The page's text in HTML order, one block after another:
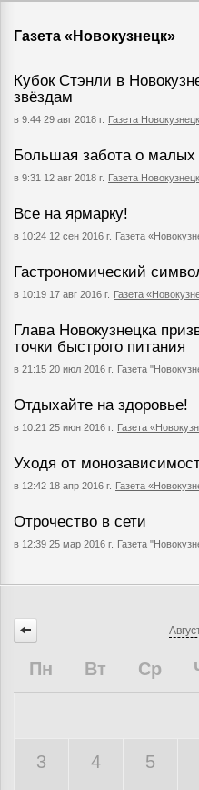
Газета «Новокузнецк»
Кубок Стэнли в
звёздам
в 9:44 29 авг 2018 г. Газета Новокузнецк
Большая забота о малых
в 9:31 12 авг 2018 г. Газета Новокузнецк
Все на ярмарку!
в 10:24 12 сен 2016 г. Газета
Гастрономический
в 10:19 17 авг 2016 г. Газета
Глава Новокузнецка
точки быстрого питания
в 21:15 20 июл 2016 г. Газета
Отдыхайте на здоровье!
в 10:21 25 июн 2016 г. Газета
Уходя от
в 12:42 18 апр 2016 г. Газета
Отрочество в сети
в 12:39 25 мар 2016 г. Газета
Пн Вт Ср
3 4 5